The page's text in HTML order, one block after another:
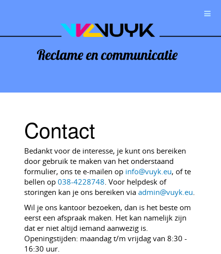
Contact
Bedankt voor de interesse, je kunt ons bereiken
door gebruik te maken van het onderstaand
formulier, ons te e-mailen op info@vuyk.eu, of te
bellen op 038-4228748. Voor helpdesk of
storingen kan je ons bereiken via admin@vuyk.eu.
Wil je ons kantoor bezoeken, dan is het beste om
eerst een afspraak maken. Het kan namelijk zijn
dat er niet altijd iemand aanwezig is.
Openingstijden: maandag t/m vrijdag van 8:30 -
16:30 uur.